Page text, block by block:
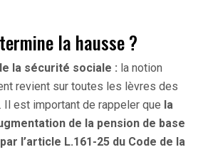
la hausse ?
la sécurité sociale : la notion
revient sur toutes les lèvres des
Il est important de rappeler que la
de la pension de base
l’article L.161-25 du Code de la